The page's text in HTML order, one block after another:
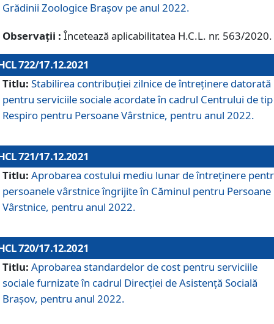
Grădinii Zoologice Braşov pe anul 2022.
Observații : Încetează aplicabilitatea H.C.L. nr. 563/2020.
722/17.12.2021
Titlu: Stabilirea contribuţiei zilnice de întreținere datorată
pentru serviciile sociale acordate în cadrul Centrului de tip
Respiro pentru Persoane Vârstnice, pentru anul 2022.
721/17.12.2021
Titlu: Aprobarea costului mediu lunar de întreţinere
persoanele vârstnice îngrijite în Căminul pentru Persoane
Vârstnice, pentru anul 2022.
720/17.12.2021
Titlu: Aprobarea standardelor de cost pentru serviciile
sociale furnizate în cadrul Direcției de Asistență Socială
Brașov, pentru anul 2022.